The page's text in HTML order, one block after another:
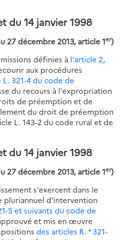
du 14 janvier 1998
27 décembre 2013, article 1er)
définies à l'article 2,
aux procédures
321-4 du code de
du recours à l'expropriation
de préemption et de
du droit de préemption
L. 143-2 du code rural et de
du 14 janvier 1998
27 décembre 2013, article 1er)
s'exercent dans le
pluriannuel d'intervention
5 et suivants du code de
et mis en œuvre
des articles R. * 321-